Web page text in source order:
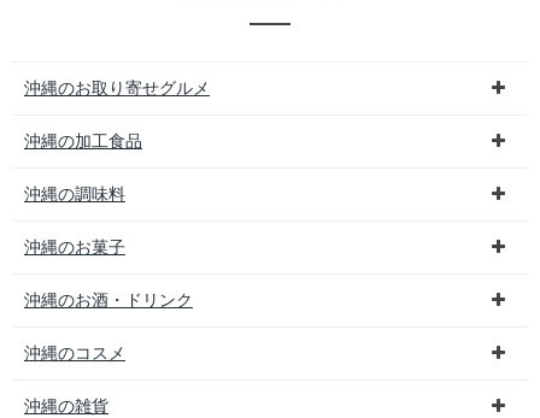
沖縄のお取り寄せグルメ
沖縄の加工食品
沖縄の調味料
沖縄のお菓子
沖縄のお酒・ドリンク
沖縄のコスメ
沖縄の雑貨